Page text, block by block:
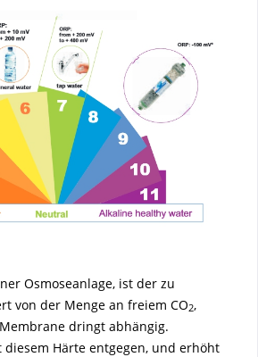
Osmoseanlage, ist der zu
von der Menge an freiem CO2,
dringt abhängig.
diesem Härte entgegen, und erhöht